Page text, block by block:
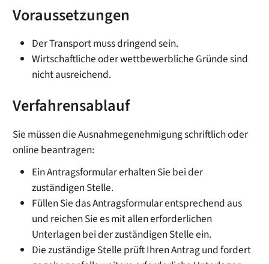
Voraussetzungen
Der Transport muss dringend sein.
Wirtschaftliche oder wettbewerbliche Gründe sind
nicht ausreichend.
Verfahrensablauf
Sie müssen die Ausnahmegenehmigung schriftlich oder
online beantragen:
Ein Antragsformular erhalten Sie bei der
zuständigen Stelle.
Füllen Sie das Antragsformular entsprechend aus
und reichen Sie es mit allen erforderlichen
Unterlagen bei der zuständigen Stelle ein.
Die zuständige Stelle prüft Ihren Antrag und fordert